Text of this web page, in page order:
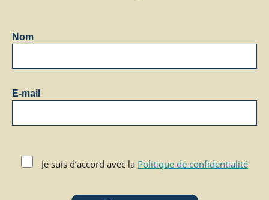
Nom
E-mail
Je suis d’accord avec la Politique de confidentialité